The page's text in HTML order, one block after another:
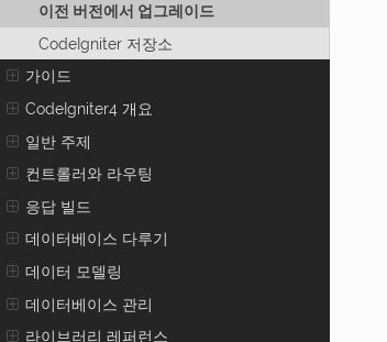
이전 버전에서 업그레이드
CodeIgniter 저장소
가이드
CodeIgniter4 개요
일반 주제
컨트롤러와 라우팅
응답 빌드
데이터베이스 다루기
데이터 모델링
데이터베이스 관리
라이브러리 레퍼런스